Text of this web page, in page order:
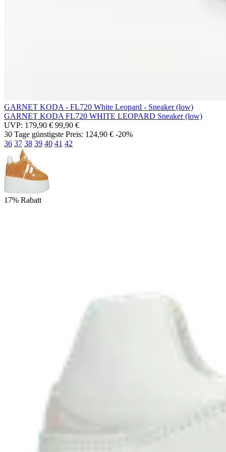
GARNET KODA - FL720 White Leopard - Sneaker (low)
GARNET KODA FL720 WHITE LEOPARD Sneaker (low)
UVP: 179,90 € 99,90 €
30 Tage günstigste Preis: 124,90 € -20%
36 37 38 39 40 41 42
17% Rabatt